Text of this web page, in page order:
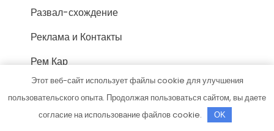
Развал-схождение
Реклама и Контакты
Рем Кар
Ремонтная компания
Ривьера-Саратов, апарт-отель
Этот веб-сайт использует файлы cookie для улучшения
пользовательского опыта. Продолжая пользоваться сайтом, вы даете
согласие на использование файлов cookie.
OK